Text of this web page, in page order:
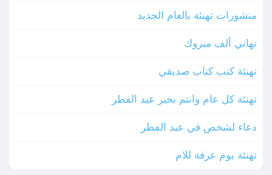
منشورات تهنئة بالعام الجديد
تهاني ألف مبروك
تهنئة كتب كتاب صديقي
تهنئة كل عام وانتم بخير عيد الفطر
دعاء لشخص في عيد الفطر
تهنئة يوم عرفة للام